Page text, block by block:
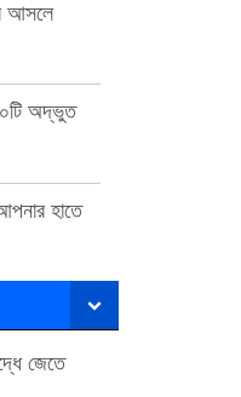
আসলে
অদ্ভুত
হাতে
জেতে